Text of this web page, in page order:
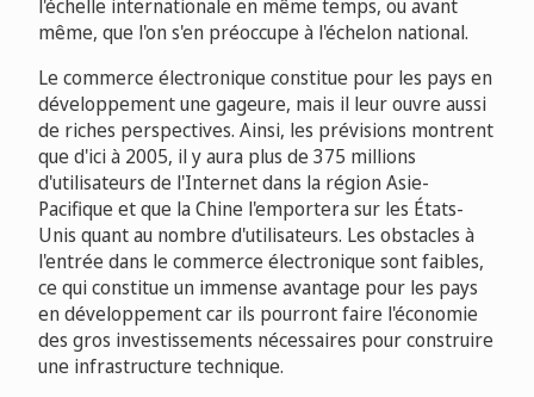
l'échelle internationale en même temps, ou avant
même, que l'on s'en préoccupe à l'échelon national.
Le commerce électronique constitue pour les pays en
développement une gageure, mais il leur ouvre aussi
de riches perspectives. Ainsi, les prévisions montrent
que d'ici à 2005, il y aura plus de 375 millions
d'utilisateurs de l'Internet dans la région Asie-
Pacifique et que la Chine l'emportera sur les États-
Unis quant au nombre d'utilisateurs. Les obstacles à
l'entrée dans le commerce électronique sont faibles,
ce qui constitue un immense avantage pour les pays
en développement car ils pourront faire l'économie
des gros investissements nécessaires pour construire
une infrastructure technique.